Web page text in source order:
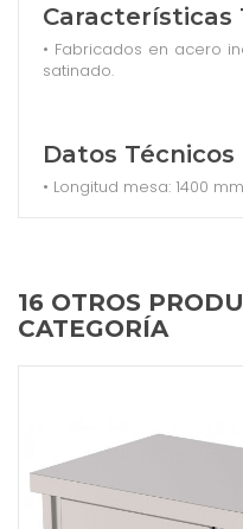
Características
• Fabricados en acero
satinado.
Datos Técnicos
• Longitud mesa: 1400 mm
16 OTROS
CATEGORÍA